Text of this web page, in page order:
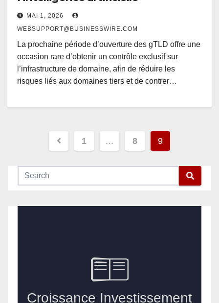
MAI 1, 2026
WEBSUPPORT@BUSINESSWIRE.COM
La prochaine période d’ouverture des gTLD offre une
occasion rare d’obtenir un contrôle exclusif sur
l’infrastructure de domaine, afin de réduire les
risques liés aux domaines tiers et de contrer…
Pagination
des
publications
1 … 8 9